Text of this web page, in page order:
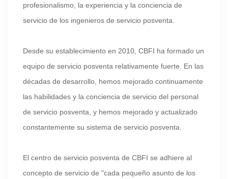
profesionalismo, la experiencia y la conciencia de
servicio de los ingenieros de servicio posventa.
Desde su establecimiento en 2010, CBFI ha formado un
equipo de servicio posventa relativamente fuerte. En las
décadas de desarrollo, hemos mejorado continuamente
las habilidades y la conciencia de servicio del personal
de servicio posventa, y hemos mejorado y actualizado
constantemente su sistema de servicio posventa.
El centro de servicio posventa de CBFI se adhiere al
concepto de servicio de "cada pequeño asunto de los